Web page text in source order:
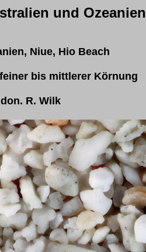
und Ozeanien
Niue, Hio Beach
bis mittlerer Körnung
don. R. Wilk